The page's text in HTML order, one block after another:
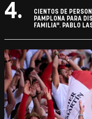
4.
CIENTOS DE
PAMPLONA PARA
FAMILIA". PABLO